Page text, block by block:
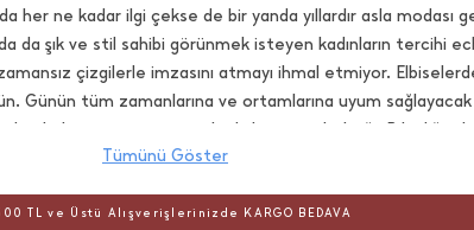
ne kadar ilgi çekse de bir yanda yıllardır asla modası
da şık ve stil sahibi görünmek isteyen kadınların tercihi
çizgilerle imzasını atmayı ihmal etmiyor.
Günün tüm zamanlarına ve ortamlarına uyum
bahsettirmeyi seven kadınların göz bebeği. Bilindiği
ise bunların hepsi bir arada! Aynı şekilde kadın
aksesuarlarıyla da iddialı bir koleksiyon sunuyor.
Tümünü Göster
TL ve Üstü Alışverişlerinizde KARGO BEDAVA